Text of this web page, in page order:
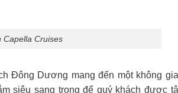
Capella Cruises
Đông Dương mang đến một không
siêu sang trọng để quý khách được